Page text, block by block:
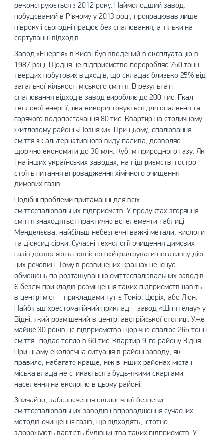
реконструюється з 2012 року. Наймолодший завод,
побудований в Рівному у 2013 році, пропрацював лише
півроку і сьогодні працює без спалювання, а тільки на
сортуванні відходів.
Завод «Енергія» в Києві був введений в експлуатацію в
1987 році. Щодня це підприємство переробляє 750 тонн
твердих побутових відходів, що складає близько 25% від
загальної кількості міського сміття. В результаті
спалювання відходів завод виробляє до 200 тис. Гкал
теплової енергії, яка використовується для опалення та
гарячого водопостачання 80 тис. Квартир на столичному
житловому районі «Позняки». При цьому, спалювання
сміття як альтернативного виду палива, дозволяє
щорічно економити до 30 млн. Куб. м природного газу. Як
і на інших українських заводах, на підприємстві гостро
стоїть питання впровадження хімічного очищення
димових газів.
Подібні проблеми притаманні для всіх
сміттєспалювальних підприємств. У продуктах згоряння
сміття знаходяться практично всі елементи таблиці
Менделєєва, найбільш небезпечні важкі метали, кислоти
та діоксид сірки. Сучасні технології очищення димових
газів дозволяють повністю нейтралізувати негативну дію
цих речовин. Тому в розвинених країнах не існує
обмежень по розташуванню сміттєспалювальних заводів.
Є безліч прикладів розміщення таких підприємств навіть
в центрі міст – прикладами тут є Токіо, Цюріх, або Ліон.
Найбільш хрестоматійний приклад – завод «Шпіттелау» у
Відні, який розміщений в центрі австрійської столиці. Уже
майже 30 років це підприємство щорічно спалює 265 тонн
сміття і подає тепло в 60 тис. Квартир 9-го району Відня.
При цьому екологічна ситуація в районі заводу, як
правило, набагато краще, ніж в інших районах міста і
міська влада не стикається з будь-якими скаргами
населення на екологію в цьому районі.
Звичайно, забезпечення екологічної безпеки
сміттєспалювальних заводів і впровадження сучасних
методів очищення газів, що відходять, істотно
здорожують вартість будівництва таких підприємств. У